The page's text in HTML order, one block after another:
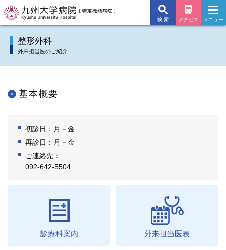
検 索 アクセス
九州大学病院TOP
病院について
交通アクセス
よくあるご質問
学内向け情報
メニュー
整形外科
外来担当医のご紹介
基本概要
初診日：月－金
再診日：月－金
ご連絡先：
092-642-5504
診療科案内 外来担当医表